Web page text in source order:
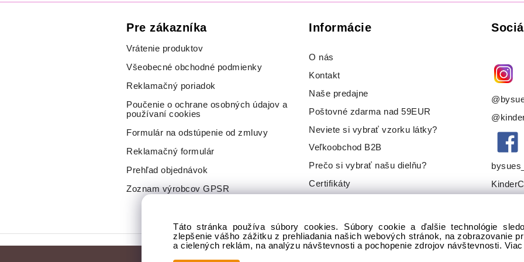
Pre zákazníka
Vrátenie produktov
Všeobecné obchodné podmienky
Reklamačný poriadok
Poučenie o ochrane osobných údajov a
používaní cookies
Formulár na odstúpenie od zmluvy
Reklamačný formulár
Prehľad objednávok
Zoznam výrobcov GPSR
Informácie
O nás
Kontakt
Naše predajne
Poštovné zdarma nad 59EUR
Neviete si vybrať vzorku látky?
Veľkoobchod B2B
Prečo si vybrať našu dielňu?
Certifikáty
Táto stránka používa súbory cookies. Súbory cookie a ďalšie technológie
zlepšenie vášho zážitku z prehliadania našich webových stránok, na zobrazovanie
a cielených reklám, na analýzu návštevnosti a pochopenie zdrojov návštevnosti.